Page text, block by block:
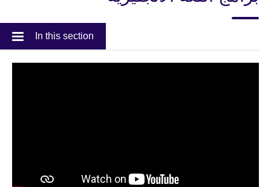
In this section